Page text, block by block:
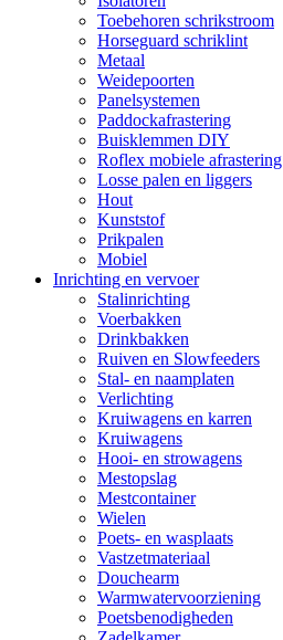
Toebehoren schrikstroom
Horseguard schriklint
Metaal
Weidepoorten
Panelsystemen
Paddockafrastering
Buisklemmen DIY
Roflex mobiele afrastering
Losse palen en liggers
Hout
Kunststof
Prikpalen
Mobiel
Inrichting en vervoer
Stalinrichting
Voerbakken
Drinkbakken
Ruiven en Slowfeeders
Stal- en naamplaten
Verlichting
Kruiwagens en karren
Kruiwagens
Hooi- en strowagens
Mestopslag
Mestcontainer
Wielen
Poets- en wasplaats
Vastzetmateriaal
Douchearm
Warmwatervoorziening
Poetsbenodigheden